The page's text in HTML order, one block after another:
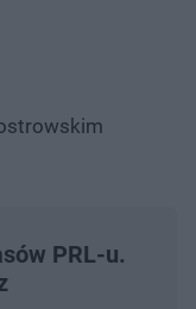
PRL-u.